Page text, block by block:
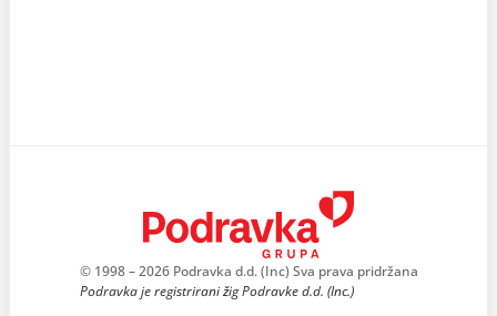
© 1998 – 2026 Podravka d.d. (Inc) Sva prava pridržana
Podravka je registrirani žig Podravke d.d. (Inc.)